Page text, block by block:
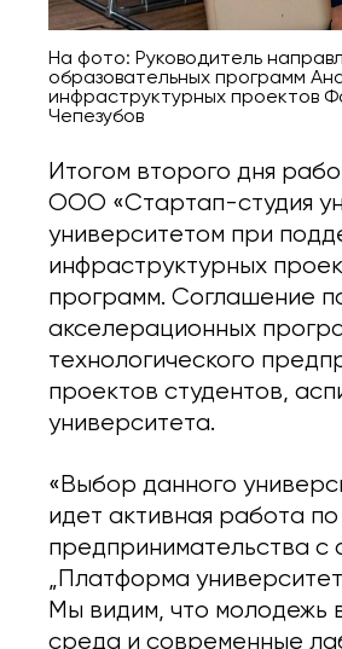
На фото: Руководитель
образовательных программ
инфраструктурных проектов
Чепезубов
Итогом второго дня
ООО «Стартап-студия
университетом при
инфраструктурных
программ. Соглашение
акселерационных
технологического
проектов студентов,
университета.
«Выбор данного
идет активная работа
предпринимательства
„Платформа
Мы видим, что молодежь
среда и современные